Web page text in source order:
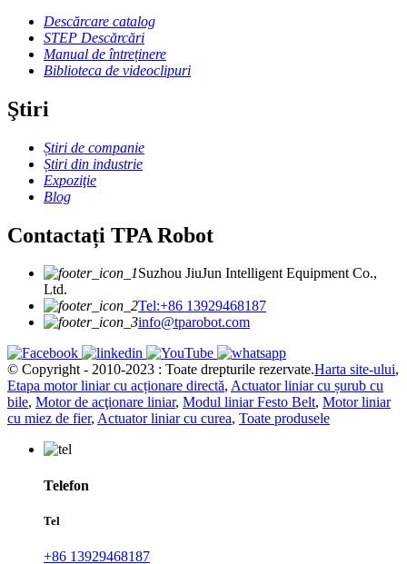
Descărcare catalog
STEP Descărcări
Manual de întreținere
Biblioteca de videoclipuri
Ştiri
Știri de companie
Știri din industrie
Expoziţie
Blog
Contactați TPA Robot
Suzhou JiuJun Intelligent Equipment Co.,
Ltd.
Tel:+86 13929468187
info@tparobot.com
© Copyright - 2010-2023 : Toate drepturile rezervate.Harta site-ului,
Etapa motor liniar cu acționare directă, Actuator liniar cu șurub cu
bile, Motor de acţionare liniar, Modul liniar Festo Belt, Motor liniar
cu miez de fier, Actuator liniar cu curea, Toate produsele
Telefon
Tel
+86 13929468187